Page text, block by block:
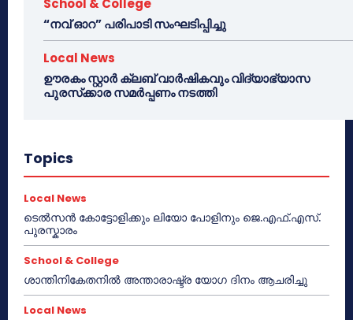
School & College
“നവ് ഓറ” പരിപാടി സംഘടിപ്പിച്ചു
Local News
ഊരകം സ്റ്റാർ ക്ലബ് വാർഷികവും വിദ്യാഭ്യാസ
പുരസ്‌ക്കാര സമർപ്പണം നടത്തി
Topics
Local News
ടെൽസൻ കോട്ടോളിക്കും ലിയോ പോളിനും ജെ.എഫ്.എസ്.
പുരസ്കാരം
School & College
ശാന്തിനികേതനിൽ അന്താരാഷ്ട്ര യോഗ ദിനം ആചരിച്ചു
Local News